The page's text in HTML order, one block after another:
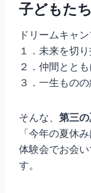
子どもた
ドリームキャン
１．未来を切
２．仲間とと
３．一生もの
そんな、 第三
「今年の夏休
体験会でお会
す。